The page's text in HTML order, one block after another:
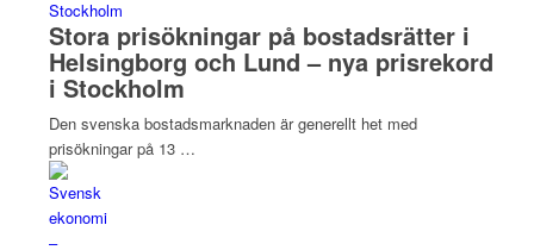
Stora prisökningar på bostadsrätter i
Helsingborg och Lund – nya prisrekord
i Stockholm
Den svenska bostadsmarknaden är generellt het med
prisökningar på 13 …